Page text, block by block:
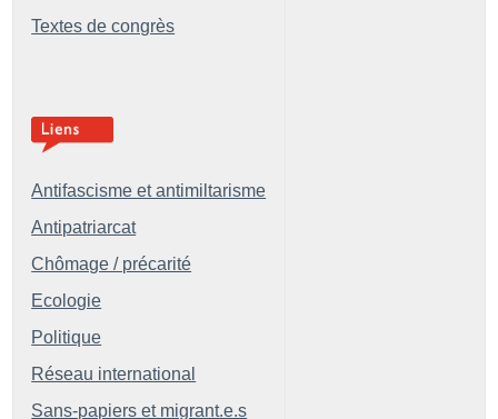
Textes de congrès
Antifascisme et antimiltarisme
Antipatriarcat
Chômage / précarité
Ecologie
Politique
Réseau international
Sans-papiers et migrant.e.s